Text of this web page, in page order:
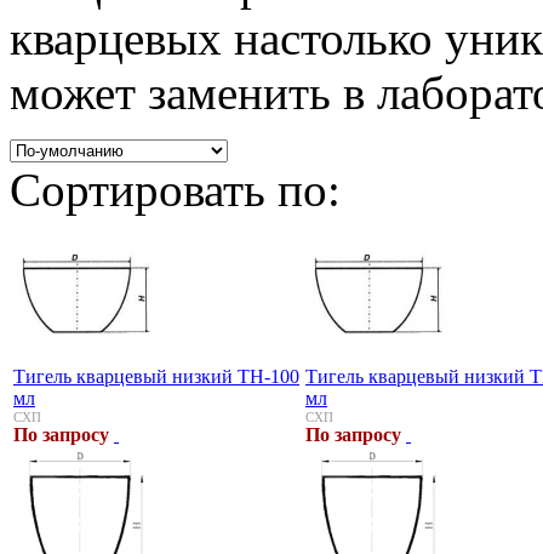
кварцевых настолько
может заменить в
Сортировать по:
Тигель кварцевый низкий ТН-100
мл
СХП
По запросу
Тигель кварцевый низкий
мл
СХП
По запросу